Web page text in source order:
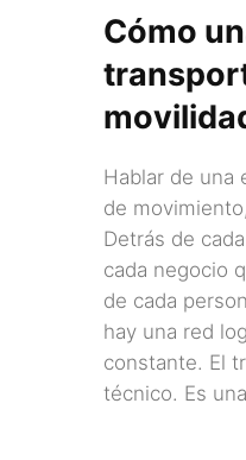
Cómo
Hablar de una
de
Detrás de
cada negocio
de cada
hay una red
constante. El
técnico. Es